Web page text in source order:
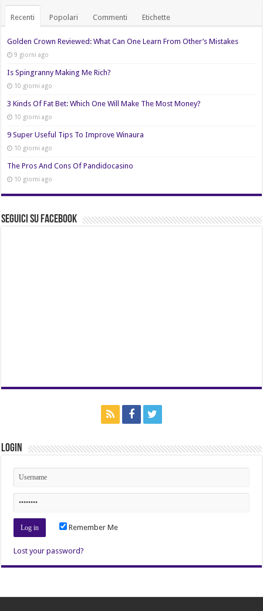
Recenti Popolari Commenti Etichette
Golden Crown Reviewed: What Can One Learn From Other’s Mistakes
9 giorni ago
Is Spingranny Making Me Rich?
10 giorni ago
3 Kinds Of Fat Bet: Which One Will Make The Most Money?
10 giorni ago
9 Super Useful Tips To Improve Winaura
10 giorni ago
The Pros And Cons Of Pandidocasino
10 giorni ago
Seguici su Facebook
Login
Remember Me
Lost your password?